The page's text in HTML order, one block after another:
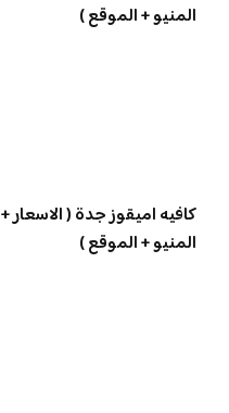
المنيو + الموقع )
كافيه اميقوز جدة ( الاسعار +
المنيو + الموقع )